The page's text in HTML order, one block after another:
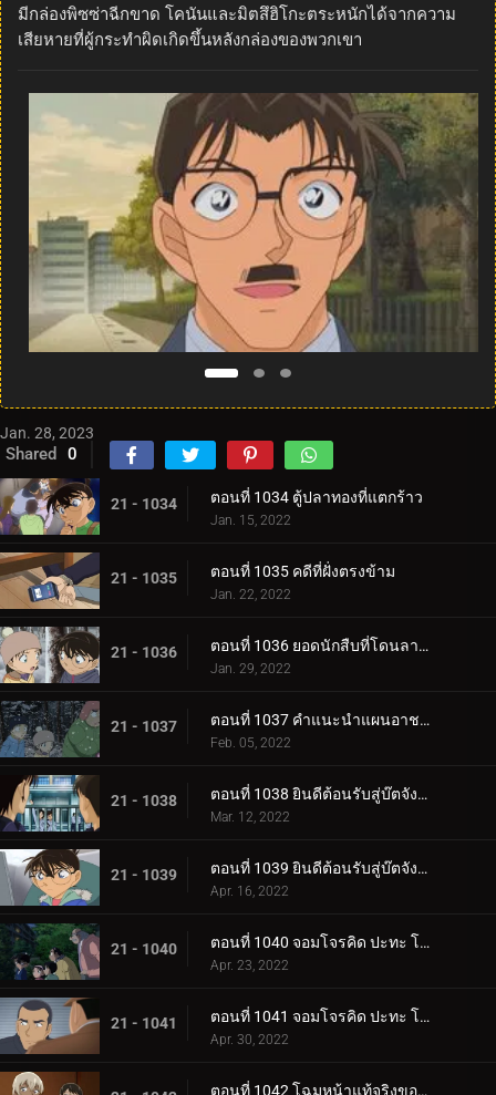
มีกล่องพิซซ่าฉีกขาด โคนันและมิตสึฮิโกะตระหนักได้จากความ
เสียหายที่ผู้กระทำผิดเกิดขึ้นหลังกล่องของพวกเขา
Jan. 28, 2023
Shared 0
21 - 1034 ตอนที่ 1034 ตู้ปลาทองที่แตกร้าว
Jan. 15, 2022
21 - 1035 ตอนที่ 1035 คดีที่ฝั่งตรงข้าม
Jan. 22, 2022
21 - 1036 ตอนที่ 1036 ยอดนักสืบที่โดนลากไปลากมา
Jan. 29, 2022
21 - 1037 ตอนที่ 1037 คำแนะนำแผนอาชญากรรมสมบูรณ์แบบ
Feb. 05, 2022
21 - 1038 ตอนที่ 1038 ยินดีต้อนรับสู่บ๊ตจังเทย์ (ตอนแรก)
Mar. 12, 2022
21 - 1039 ตอนที่ 1039 ยินดีต้อนรับสู่บ๊ตจังเทย์ (ตอนจบ)
Apr. 16, 2022
21 - 1040 ตอนที่ 1040 จอมโจรคิด ปะทะ โคเมย์ เป้าหมายคือริมฝีปาก (ตอนแรก)
Apr. 23, 2022
21 - 1041 ตอนที่ 1041 จอมโจรคิด ปะทะ โคเมย์ เป้าหมายคือริมฝีปาก (ตอนจบ)
Apr. 30, 2022
ตอนที่ 1042 โฉมหน้าแท้จริงของทั้งสอง (ตอนแรก)